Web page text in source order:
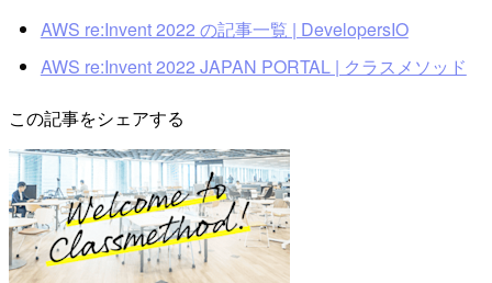
AWS re:Invent 2022 の記事一覧 | DevelopersIO
AWS re:Invent 2022 JAPAN PORTAL | クラスメソッド
この記事をシェアする